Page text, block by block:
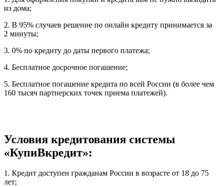
из дома;
2. В 95% случаев решение по онлайн кредиту принимается за
2 минуты;
3. 0% по кредиту до даты первого платежа;
4. Бесплатное досрочное погашение;
5. Бесплатное погашение кредита по всей России (в более чем
160 тысяч партнерских точек приема платежей).
Условия кредитования системы
«КупиВкредит»:
1. Кредит доступен гражданам России в возрасте от 18 до 75
лет;